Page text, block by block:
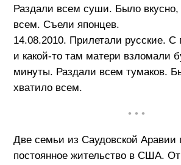
Раздали всем суши. Было вкусно,
всем. Съели японцев.
14.08.2010. Прилетали русские.
и какой-то там матери взломали
минуты. Раздали всем тумаков.
хватило всем.
• • •
Две семьи из Саудовской Аравии
постоянное жительство в США.